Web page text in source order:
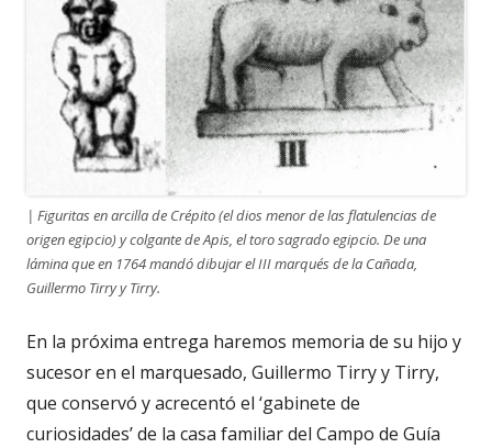
| Figuritas en arcilla de Crépito (el dios menor de las flatulencias de
origen egipcio) y colgante de Apis, el toro sagrado egipcio. De una
lámina que en 1764 mandó dibujar el III marqués de la Cañada,
Guillermo Tirry y Tirry.
En la próxima entrega haremos memoria de su hijo y
sucesor en el marquesado, Guillermo Tirry y Tirry,
que conservó y acrecentó el ‘gabinete de
curiosidades’ de la casa familiar del Campo de Guía